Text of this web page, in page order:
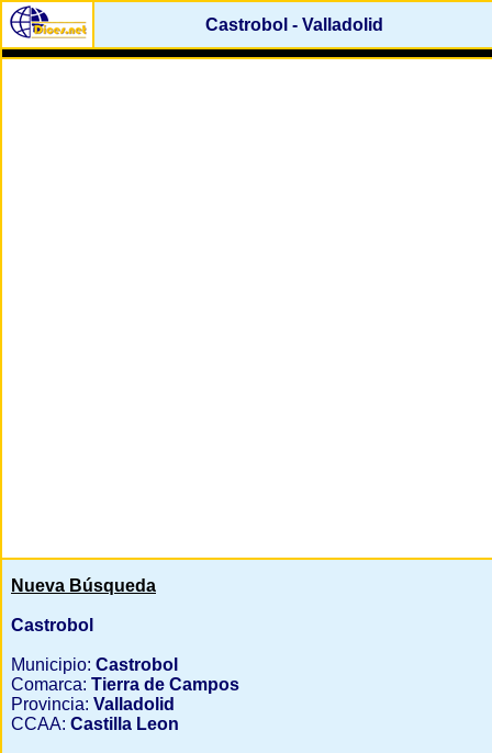
Castrobol - Valladolid
Nueva Búsqueda
Castrobol
Municipio: Castrobol
Comarca: Tierra de Campos
Provincia: Valladolid
CCAA: Castilla Leon